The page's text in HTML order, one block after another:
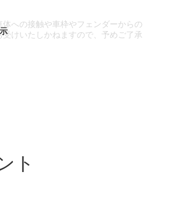
への接触や車枠やフェンダーからの
けいたしかねますので、予めご了承
ト